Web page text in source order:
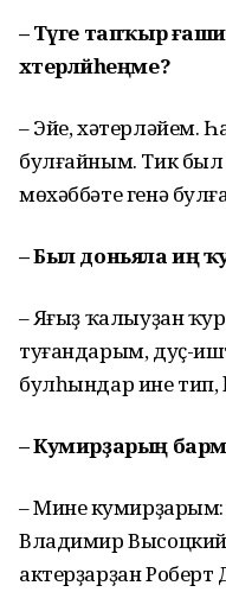
– Тәүге тапҡыр
хәтерләйһеңме?
– Эйе, хәтерләйем.
булғайным. Тик
мөхәббәте генә
– Был доньяла иң
– Яңғыҙ ҡалыуҙан
туғандарым, дуҫ-
булһындар ине тип,
– Кумирҙарың
– Минең
Владимир
актерҙарҙан